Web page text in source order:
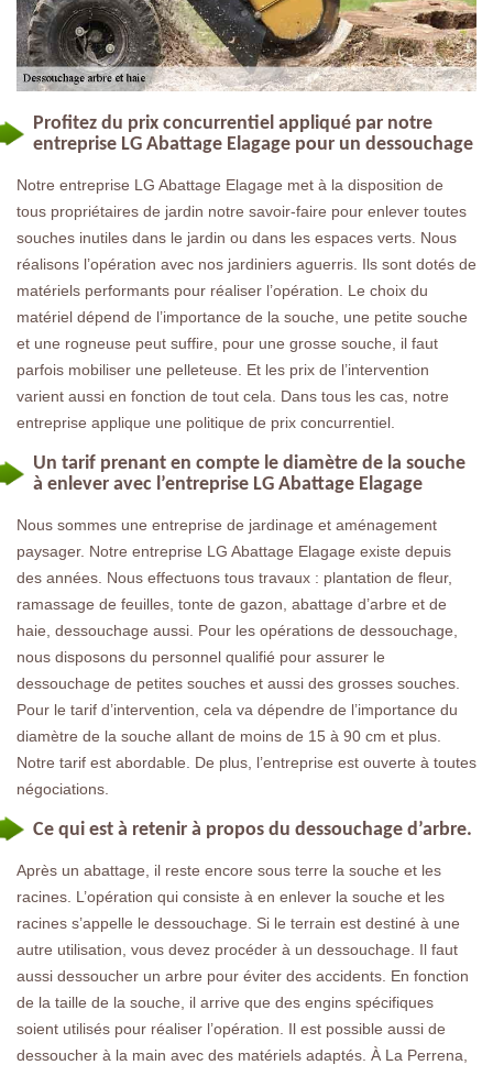
Profitez du prix concurrentiel appliqué par notre
entreprise LG Abattage Elagage pour un dessouchage
Notre entreprise LG Abattage Elagage met à la disposition de
tous propriétaires de jardin notre savoir-faire pour enlever toutes
souches inutiles dans le jardin ou dans les espaces verts. Nous
réalisons l’opération avec nos jardiniers aguerris. Ils sont dotés de
matériels performants pour réaliser l’opération. Le choix du
matériel dépend de l’importance de la souche, une petite souche
et une rogneuse peut suffire, pour une grosse souche, il faut
parfois mobiliser une pelleteuse. Et les prix de l’intervention
varient aussi en fonction de tout cela. Dans tous les cas, notre
entreprise applique une politique de prix concurrentiel.
Un tarif prenant en compte le diamètre de la souche
à enlever avec l’entreprise LG Abattage Elagage
Nous sommes une entreprise de jardinage et aménagement
paysager. Notre entreprise LG Abattage Elagage existe depuis
des années. Nous effectuons tous travaux : plantation de fleur,
ramassage de feuilles, tonte de gazon, abattage d’arbre et de
haie, dessouchage aussi. Pour les opérations de dessouchage,
nous disposons du personnel qualifié pour assurer le
dessouchage de petites souches et aussi des grosses souches.
Pour le tarif d’intervention, cela va dépendre de l’importance du
diamètre de la souche allant de moins de 15 à 90 cm et plus.
Notre tarif est abordable. De plus, l’entreprise est ouverte à toutes
négociations.
Ce qui est à retenir à propos du dessouchage d’arbre.
Après un abattage, il reste encore sous terre la souche et les
racines. L’opération qui consiste à en enlever la souche et les
racines s’appelle le dessouchage. Si le terrain est destiné à une
autre utilisation, vous devez procéder à un dessouchage. Il faut
aussi dessoucher un arbre pour éviter des accidents. En fonction
de la taille de la souche, il arrive que des engins spécifiques
soient utilisés pour réaliser l’opération. Il est possible aussi de
dessoucher à la main avec des matériels adaptés. À La Perrena,